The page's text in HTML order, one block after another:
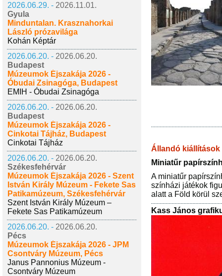
2026.06.29. - 2026.11.01.
Gyula
Minduntalan. Krasznahorkai
László prózavilága
Kohán Képtár
2026.06.20. - 2026.06.20.
Budapest
Múzeumok Éjszakája 2026 -
Óbudai Zsinagóga, Budapest
EMIH - Óbudai Zsinagóga
2026.06.20. - 2026.06.20.
Budapest
Múzeumok Éjszakája 2026 -
Cinkotai Tájház, Budapest
Cinkotai Tájház
2026.06.20. - 2026.06.20.
Székesfehérvár
Múzeumok Éjszakája 2026 - Szent
István Király Múzeum - Fekete Sas
Patikamúzeum, Székesfehérvár
Szent István Király Múzeum –
Fekete Sas Patikamúzeum
2026.06.20. - 2026.06.20.
Pécs
Múzeumok Éjszakája 2026 - JPM
Csontváry Múzeum, Pécs
Janus Pannonius Múzeum -
Csontváry Múzeum
Állandó kiállítások
Miniatűr
A miniatűr
színházi játékok
alatt a Föld körül
Kass János